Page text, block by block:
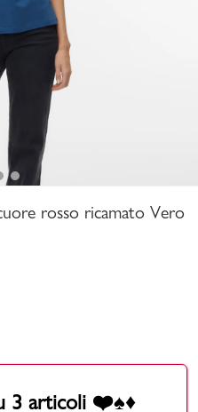
Bambino
Valigie
rosso ricamato Vero
3 articoli ❤️♠️♦️